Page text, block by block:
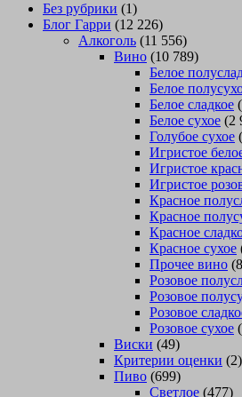
Без рубрики (1)
Блог Гарри (12 226)
Алкоголь (11 556)
Вино (10 789)
Белое
Белое
Белое сладкое
Белое сухое (2
Голубое сухое
Игристое
Игристое
Игристое
Красное
Красное
Красное
Красное сухое
Прочее вино
Розовое
Розовое
Розовое
Розовое сухое
Виски (49)
Критерии оценки (2)
Пиво (699)
Светлое (477)